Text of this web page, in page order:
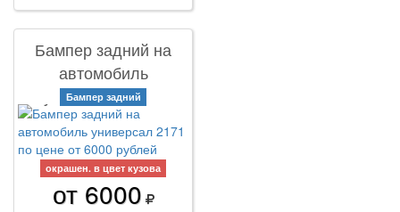
Бампер задний на
автомобиль
универсал 2171
Бампер задний
окрашен. в цвет кузова
от 6000